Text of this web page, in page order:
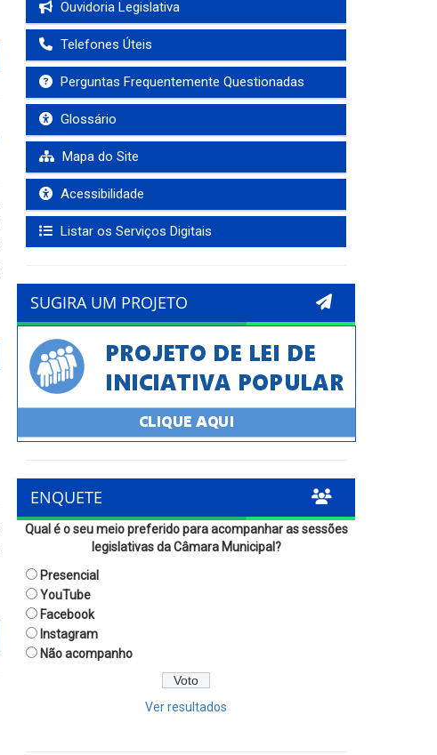
Ouvidoria Legislativa
Telefones Úteis
Perguntas Frequentemente Questionadas
Glossário
Mapa do Site
Acessibilidade
Listar os Serviços Digitais
SUGIRA UM PROJETO
ENQUETE
Qual é o seu meio preferido para acompanhar as sessões
legislativas da Câmara Municipal?
Presencial
YouTube
Facebook
Instagram
Não acompanho
Ver resultados